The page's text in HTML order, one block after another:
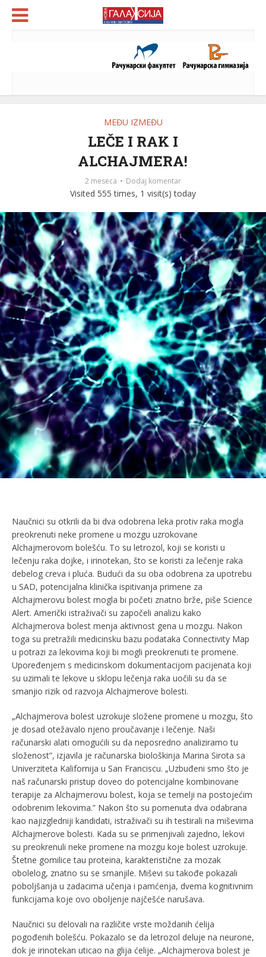
MEĐU IZMEĐU
LEČE I RAK I
ALCHAJMERA!
2 meseca Dodaj komentar
Visited 555 times, 1 visit(s) today
Naučnici su otkrili da bi dva odobrena leka protiv raka mogla
preokrenuti neke promene u mozgu uzrokovane
Alchajmerovom bolešću. To su letrozol, koji se koristi u
lečenju raka dojke, i irinotekan, što se koristi za lečenje raka
debelog creva i pluća. Budući da su oba odobrena za upotrebu
u SAD, potencijalna klinička ispitivanja primene za
Alchajmerovu bolest mogla bi početi znatno brže, piše Science
Alert. Američki istraživači su započeli analizu kako
Alchajmerova bolest menja aktivnost gena u mozgu. Nakon
toga su pretražili medicinsku bazu podataka Connectivity Map
u potrazi za lekovima koji bi mogli preokrenuti te promene.
Upoređenjem s medicinskom dokumentacijom pacijenata koji
su uzimali te lekove u sklopu lečenja raka uočili su da se
smanjio rizik od razvoja Alchajmerove bolesti.
„Alchajmerova bolest uzrokuje složene promene u mozgu, što
je dosad otežavalo njeno proučavanje i lečenje. Naši
računarski alati omogućili su da neposredno analiziramo tu
složenost”, izjavila je računarska biološkinja Marina Sirota sa
Univerziteta Kalifornija u San Franciscu. „Uzbuđeni smo što je
naš računarski pristup doveo do potencijalne kombinovane
terapije za Alchajmerovu bolest, koja se temelji na postojećim
odobrenim lekovima.” Nakon što su pomenuta dva odabrana
kao najizgledniji kandidati, istraživači su ih testirali na miševima
Alchajmerove bolesti. Kada su se primenjivali zajedno, lekovi
su preokrenuli neke promene na mozgu koje bolest uzrokuje.
Štetne gomilice tau proteina, karakteristične za mozak
obolelog, znatno su se smanjile. Miševi su takođe pokazali
poboljšanja u zadacima učenja i pamćenja, dvema kognitivnim
funkcijama koje ovo oboljenje najčešće narušava.
Naučnici su delovali na različite vrste moždanih ćelija
pogođenih bolešću. Pokazalo se da letrozol deluje na neurone,
dok je irinotekan uticao na glija ćelije. „Alchajmerova bolest je